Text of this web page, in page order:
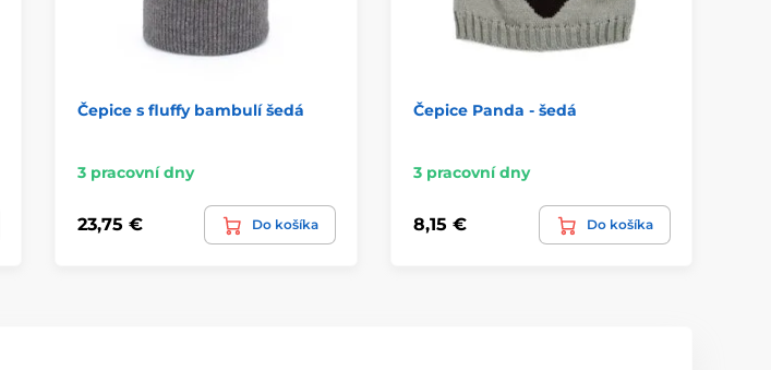
Čepice s fluffy bambulí šedá
3 pracovní dny
23,75 € Do košíka
Čepice Panda - šedá
3 pracovní dny
8,15 € Do košíka